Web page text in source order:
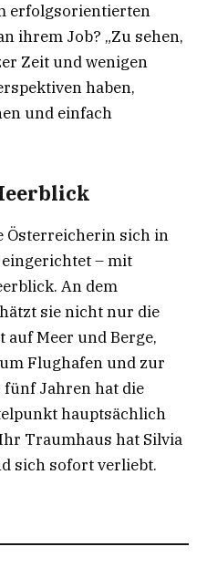
erfolgsorientierten
ihrem Job? „Zu sehen,
Zeit und wenigen
haben,
und einfach
Österreicherin sich in
– mit
An dem
sie nicht nur die
Meer und Berge,
Flughafen und zur
fünf Jahren hat die
hauptsächlich
Traumhaus hat Silvia
sich sofort verliebt.